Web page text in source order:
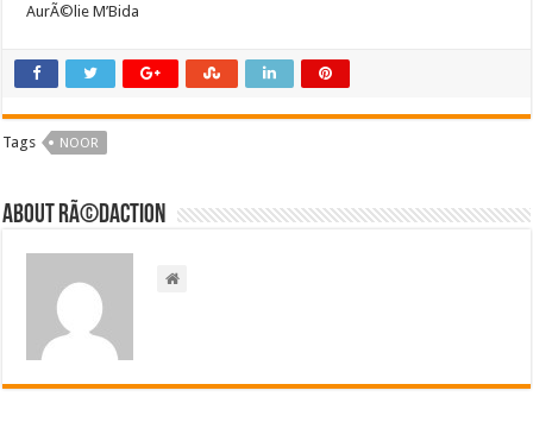
AurÃ©lie M’Bida
Tags NOOR
About RÃ©daction